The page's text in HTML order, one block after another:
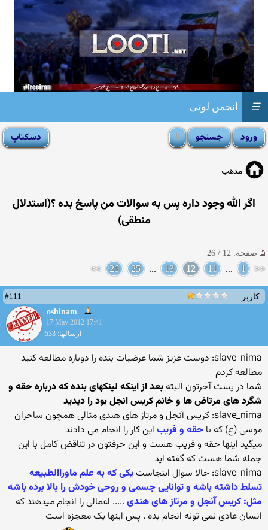
انجمن لوتی ☰
مذهب
اگر الله وجود داره پس به سوالات من پاسخ بده ؟(استدلال
منطقی)
صفحه: 12 / 26
<<
1
...
11
12
13
...
25
26
>>
کاربر
#111
oshinam
17 May 2012 17:41
ارسالها: 533
slave_nima: دوست عزیز شما عرضیات بنده را دوباره مطالعه کنید
مطالعه کردم
شما در پست آخرتون البتهبعد از اینکه لینکهای بنده که درباره حقه و
شگرد های مرتاض ها و خانم کریس انجل بود را دیدید
slave_nima: کریس آنجل و مرتاز های هندی مثالی همچون ساحران
موسی (ع) که با حقه و فریب این کار را انجام می دادند
میگید اینها حقه و فریب هست و این حرفتون در تناقض کامل با این
جمله شما هست که گفته اید
slave_nima: حالا سوال اینجاست
یکی که به علم ماوراالطبیعه
تسلط داشته باشه و توانایی جسمی و روحی خودش را بالا برده باشه
مثل: کریس آنجل و مرتاز های هندی ..... اعمالی را انجام میدهند که
انسان عادی نمی تونه انجام بده . پس اینها یک معجزه است